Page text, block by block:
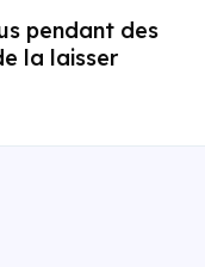
pendant des
la laisser